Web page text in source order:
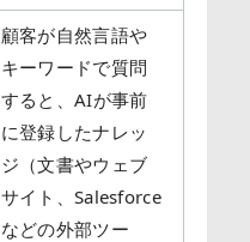
顧客が自然言語や
キーワードで質問
すると、AIが事前
に登録したナレッ
ジ（文書やウェブ
サイト、Salesforce
などの外部ツー